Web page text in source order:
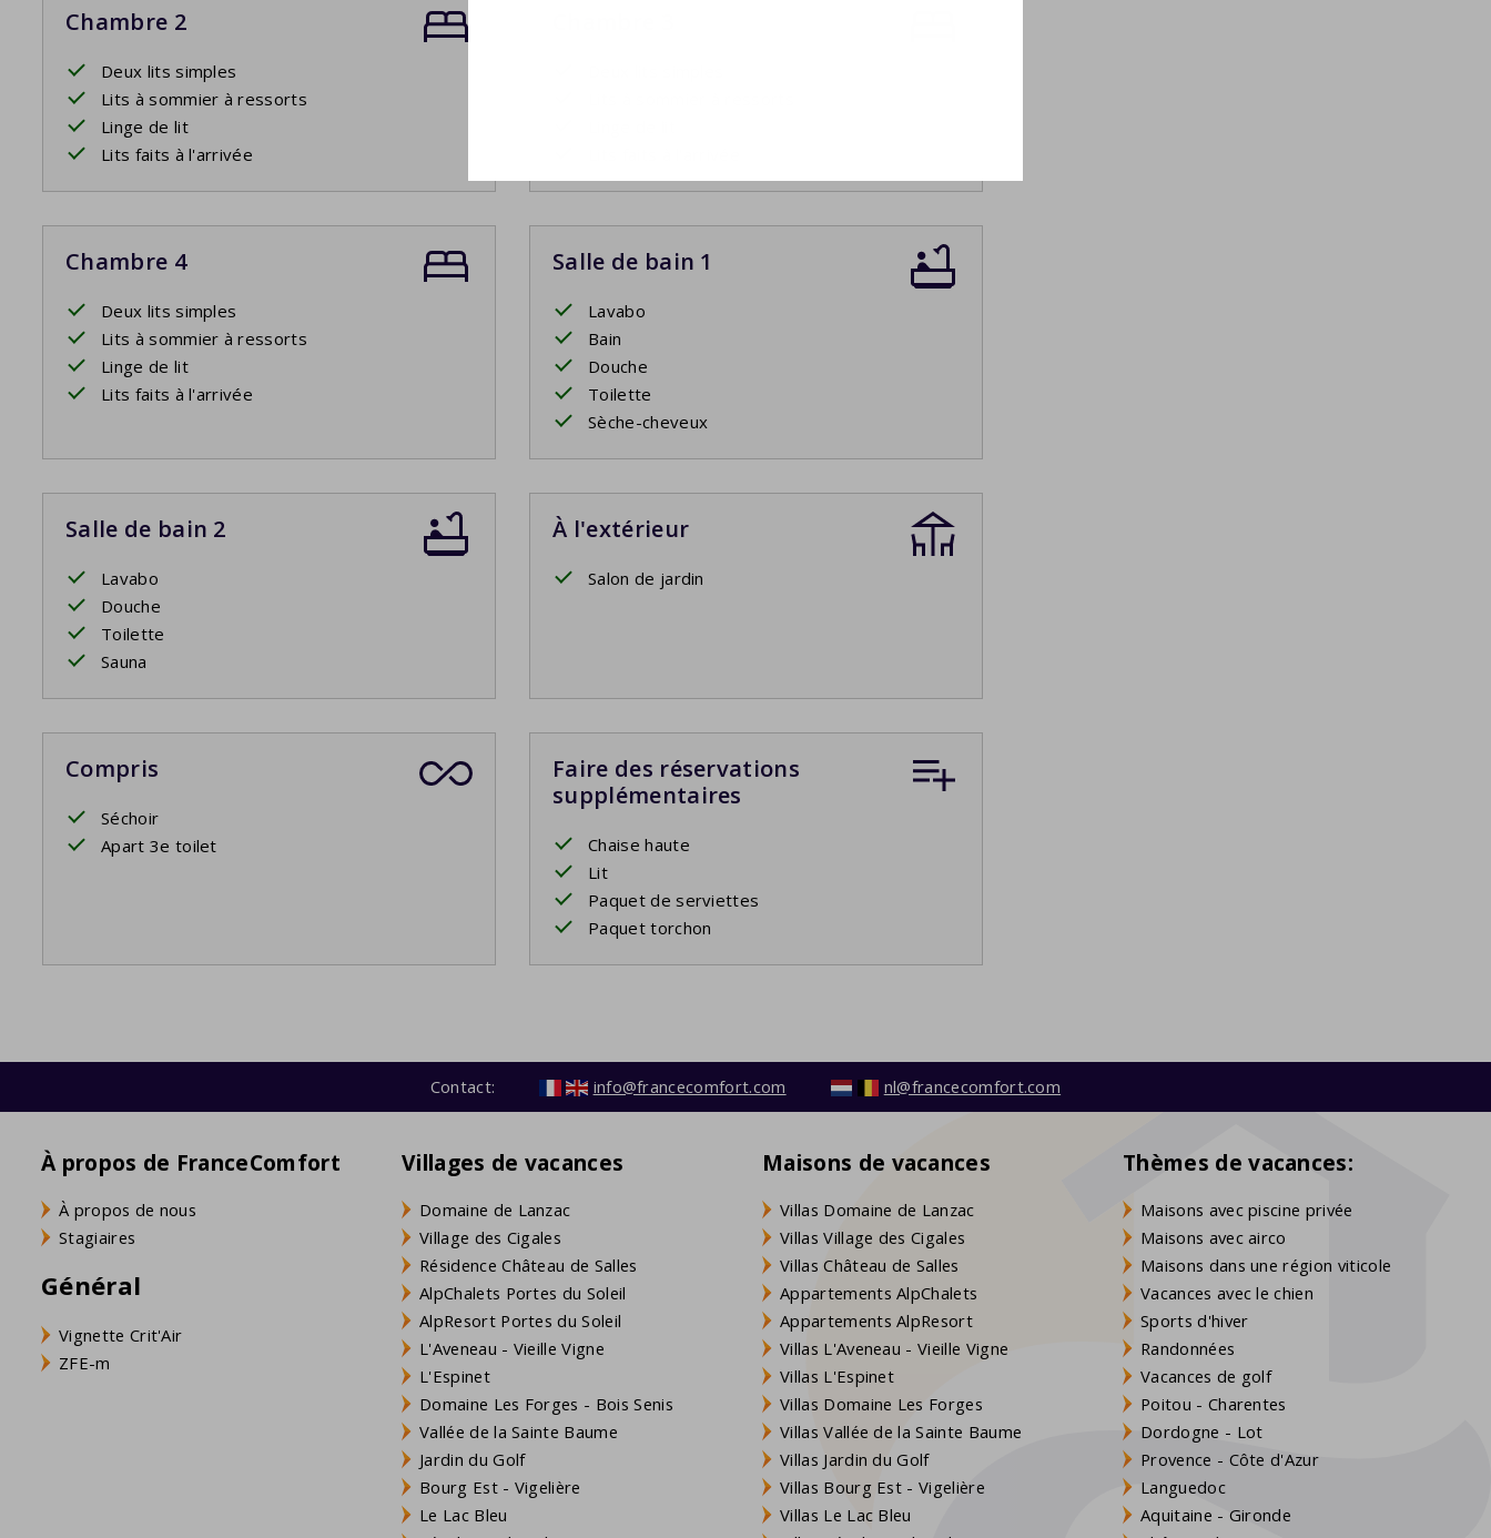
Chambre 2
Deux lits simples
Lits à sommier à ressorts
Linge de lit
Lits faits à l'arrivée
Chambre 4
Deux lits simples
Lits à sommier à ressorts
Linge de lit
Lits faits à l'arrivée
Salle de bain 1
Lavabo
Bain
Douche
Toilette
Sèche-cheveux
Salle de bain 2
Lavabo
Douche
Toilette
Sauna
À l'extérieur
Salon de jardin
Compris
Séchoir
Apart 3e toilet
Faire des réservations
supplémentaires
Chaise haute
Lit
Paquet de serviettes
Paquet torchon
Contact: info@francecomfort.com nl@francecomfort.com
À propos de FranceComfort
À propos de nous
Stagiaires
Général
Vignette Crit'Air
ZFE-m
Villages de vacances
Domaine de Lanzac
Village des Cigales
Résidence Château de Salles
AlpChalets Portes du Soleil
AlpResort Portes du Soleil
L'Aveneau - Vieille Vigne
L'Espinet
Domaine Les Forges - Bois Senis
Vallée de la Sainte Baume
Jardin du Golf
Bourg Est - Vigelière
Le Lac Bleu
Maisons de vacances
Villas Domaine de Lanzac
Villas Village des Cigales
Villas Château de Salles
Appartements AlpChalets
Appartements AlpResort
Villas L'Aveneau - Vieille Vigne
Villas L'Espinet
Villas Domaine Les Forges
Villas Vallée de la Sainte Baume
Villas Jardin du Golf
Villas Bourg Est - Vigelière
Villas Le Lac Bleu
Thèmes de vacances:
Maisons avec piscine privée
Maisons avec airco
Maisons dans une région viticole
Vacances avec le chien
Sports d'hiver
Randonnées
Vacances de golf
Poitou - Charentes
Dordogne - Lot
Provence - Côte d'Azur
Languedoc
Aquitaine - Gironde